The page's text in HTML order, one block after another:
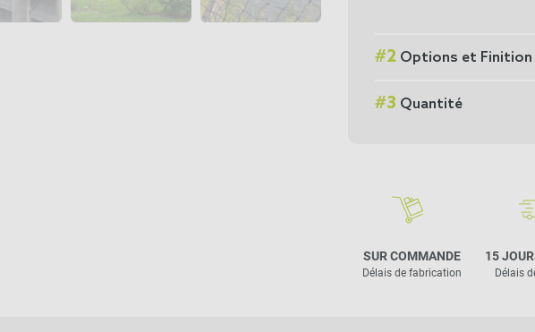
#2 Options et Finition
#3 Quantité
SUR COMMANDE
Délais de fabrication
15
Délais